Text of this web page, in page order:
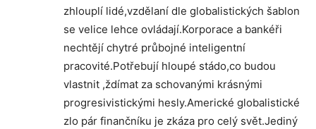
zhlouplí lidé,vzdělaní dle globalistických šablon
se velice lehce ovládají.Korporace a bankéři
nechtějí chytré průbojné inteligentní
pracovité.Potřebují hloupé stádo,co budou
vlastnit ,ždímat za schovanými krásnými
progresivistickými hesly.Americké globalistické
zlo pár finančníku je zkáza pro celý svět.Jediný